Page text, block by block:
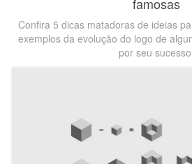
Confira 5 dicas matadoras de ideias
exemplos da evolução do logo de
por seu